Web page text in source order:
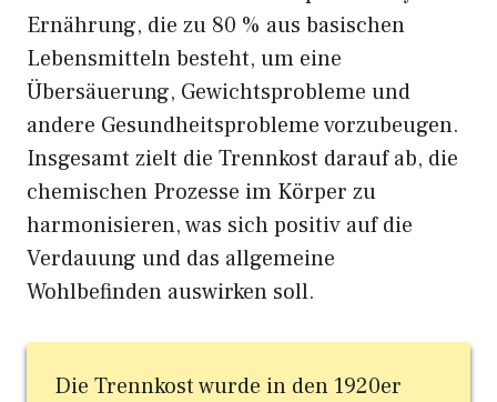
Ernährung, die zu 80 % aus basischen
Lebensmitteln besteht, um eine
Übersäuerung, Gewichtsprobleme und
andere Gesundheitsprobleme vorzubeugen.
Insgesamt zielt die Trennkost darauf ab, die
chemischen Prozesse im Körper zu
harmonisieren, was sich positiv auf die
Verdauung und das allgemeine
Wohlbefinden auswirken soll.
Die Trennkost wurde in den 1920er